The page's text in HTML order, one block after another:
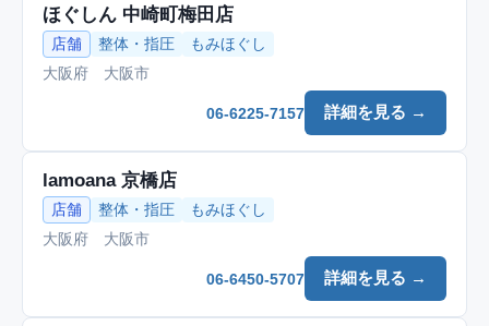
ほぐしん 中崎町梅田店
店舗 整体・指圧
もみほぐし
大阪府 大阪市
詳細を見る →
06-6225-7157
lamoana 京橋店
店舗 整体・指圧
もみほぐし
大阪府 大阪市
詳細を見る →
06-6450-5707